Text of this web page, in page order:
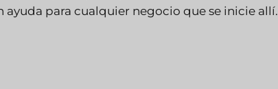
para cualquier negocio que se inicie allí.